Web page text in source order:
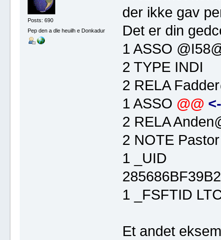
Posts: 690
Pep den a dle heuilh e Donkadur
der ikke gav
Det er din
1 ASSO
2 TYPE INDI
2 RELA
1 ASSO @@
2 RELA
2 NOTE
1 _UID
1 _FSFTID
Et andet